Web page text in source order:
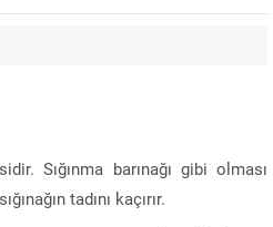
Sığınma barınağı gibi olması
tadını kaçırır.